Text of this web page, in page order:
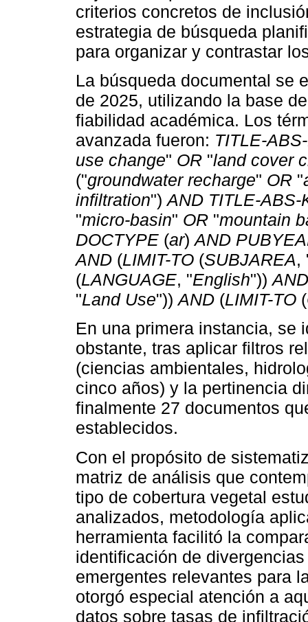
criterios concretos de
estrategia de búsqueda
para organizar y contrastar
La búsqueda documental se
de 2025, utilizando la base
fiabilidad académica. Los
avanzada fueron: TITLE-
use change" OR "land cover
("groundwater recharge" OR "
infiltration")AND TITLE-ABS-
"micro-basin" OR "mountain
DOCTYPE (ar)AND
AND (LIMIT-TO (SUBJAREA,
(LANGUAGE, "English"))AND
"Land Use"))AND (LIMIT-TO (
En una primera instancia, se
obstante, tras aplicar filtros
(ciencias ambientales,
cinco años) y la pertinencia
finalmente 27 documentos
establecidos.
Con el propósito de
matriz de análisis que
tipo de cobertura vegetal
analizados, metodología
herramienta facilitó la
identificación de
emergentes relevantes para
otorgó especial atención a
datos sobre tasas de